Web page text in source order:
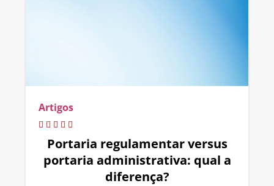
Artigos
Portaria regulamentar versus
portaria administrativa: qual a
diferença?